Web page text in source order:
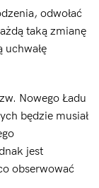
odwołać
taką zmianę
uchwałę
Nowego Ładu
będzie musiał
jest
obserwować